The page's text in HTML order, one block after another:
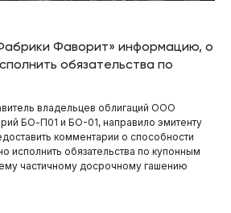
Фаворит» информацию, о
обязательства по
владельцев облигаций ООО
БО-П01 и БО-01, направило эмитенту
комментарии о способности
исполнить обязательства по купонным
частичному досрочному гашению